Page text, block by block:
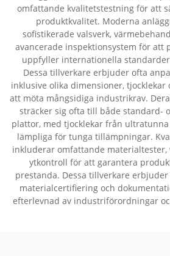
omfattande kvalitetstestning för att
produktkvalitet. Moderna
sofistikerade valsverk,
avancerade inspektionsystem för att
uppfyller internationella
Dessa tillverkare erbjuder ofta
inklusive olika dimensioner,
att möta mångsidiga industrikrav.
sträcker sig ofta till både standard-
plattor, med tjocklekar från
lämpliga för tunga tillämpningar.
inkluderar omfattande materialtester,
ytkontroll för att garantera
prestanda. Dessa tillverkare
materialcertifiering och
efterlevnad av industriförordningar